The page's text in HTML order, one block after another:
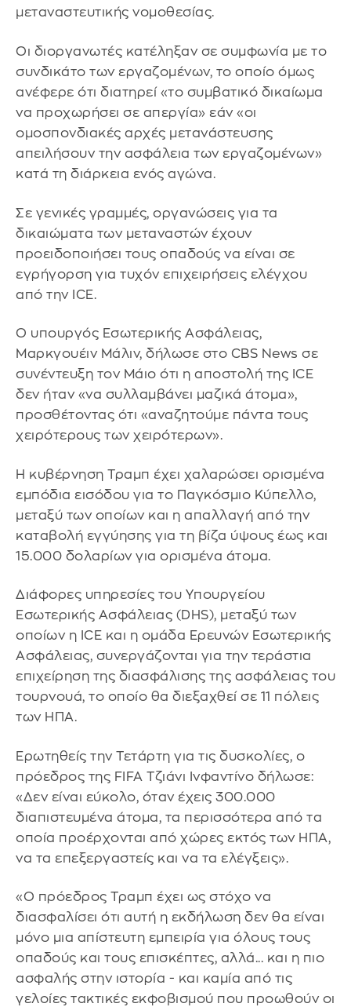
μεταναστευτικής νομοθεσίας.
Οι διοργανωτές κατέληξαν σε συμφωνία με το
συνδικάτο των εργαζομένων, το οποίο όμως
ανέφερε ότι διατηρεί «το συμβατικό δικαίωμα
να προχωρήσει σε απεργία» εάν «οι
ομοσπονδιακές αρχές μετανάστευσης
απειλήσουν την ασφάλεια των εργαζομένων»
κατά τη διάρκεια ενός αγώνα.
Σε γενικές γραμμές, οργανώσεις για τα
δικαιώματα των μεταναστών έχουν
προειδοποιήσει τους οπαδούς να είναι σε
εγρήγορση για τυχόν επιχειρήσεις ελέγχου
από την ICE.
Ο υπουργός Εσωτερικής Ασφάλειας,
Μαρκγουέιν Μάλιν, δήλωσε στο CBS News σε
συνέντευξη τον Μάιο ότι η αποστολή της ICE
δεν ήταν «να συλλαμβάνει μαζικά άτομα»,
προσθέτοντας ότι «αναζητούμε πάντα τους
χειρότερους των χειρότερων».
Η κυβέρνηση Τραμπ έχει χαλαρώσει ορισμένα
εμπόδια εισόδου για το Παγκόσμιο Κύπελλο,
μεταξύ των οποίων και η απαλλαγή από την
καταβολή εγγύησης για τη βίζα ύψους έως και
15.000 δολαρίων για ορισμένα άτομα.
Διάφορες υπηρεσίες του Υπουργείου
Εσωτερικής Ασφάλειας (DHS), μεταξύ των
οποίων η ICE και η ομάδα Ερευνών Εσωτερικής
Ασφάλειας, συνεργάζονται για την τεράστια
επιχείρηση της διασφάλισης της ασφάλειας του
τουρνουά, το οποίο θα διεξαχθεί σε 11 πόλεις
των ΗΠΑ.
Ερωτηθείς την Τετάρτη για τις δυσκολίες, ο
πρόεδρος της FIFA Τζιάνι Ινφαντίνο δήλωσε:
«Δεν είναι εύκολο, όταν έχεις 300.000
διαπιστευμένα άτομα, τα περισσότερα από τα
οποία προέρχονται από χώρες εκτός των ΗΠΑ,
να τα επεξεργαστείς και να τα ελέγξεις».
«Ο πρόεδρος Τραμπ έχει ως στόχο να
διασφαλίσει ότι αυτή η εκδήλωση δεν θα είναι
μόνο μια απίστευτη εμπειρία για όλους τους
οπαδούς και τους επισκέπτες, αλλά... και η πιο
ασφαλής στην ιστορία - και καμία από τις
γελοίες τακτικές εκφοβισμού που προωθούν οι